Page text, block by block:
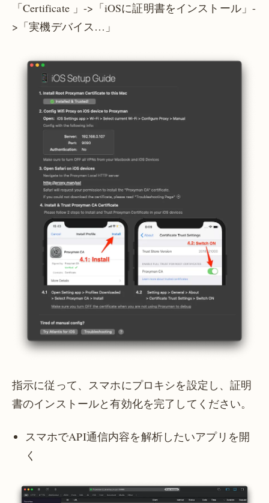
「Certificate 」->「iOSに証明書をインストール」-
>「実機デバイス…」
指示に従って、スマホにプロキシを設定し、証明
書のインストールと有効化を完了してください。
スマホでAPI通信内容を解析したいアプリを開
く